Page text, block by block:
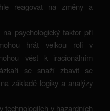
reagovat na změny a
psychologický faktor při
hrát velkou roli v
vést k iracionálním
se snaží zbavit se
základě logiky a analýzy
technologiích v hazardních